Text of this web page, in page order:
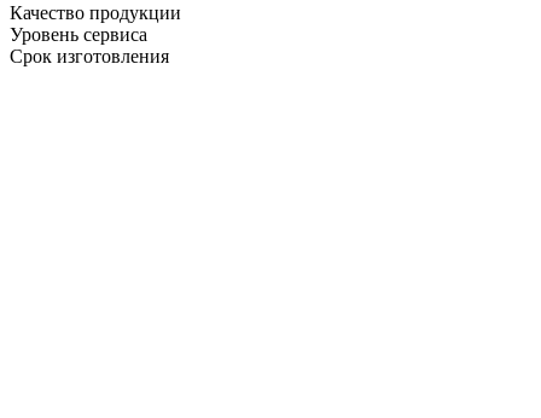
Качество продукции
Уровень сервиса
Срок изготовления